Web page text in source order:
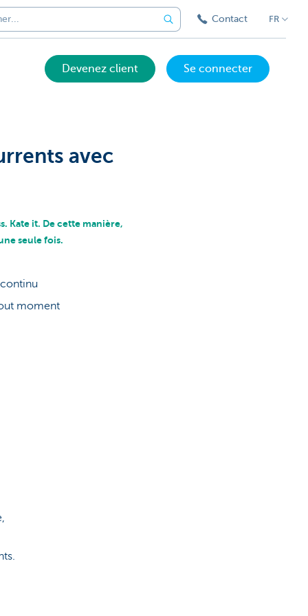
Contact FR
Devenez client Se connecter
avec
Kate it. De cette manière,
seule fois.
moment